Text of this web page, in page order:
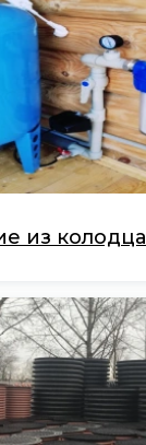
из колодца